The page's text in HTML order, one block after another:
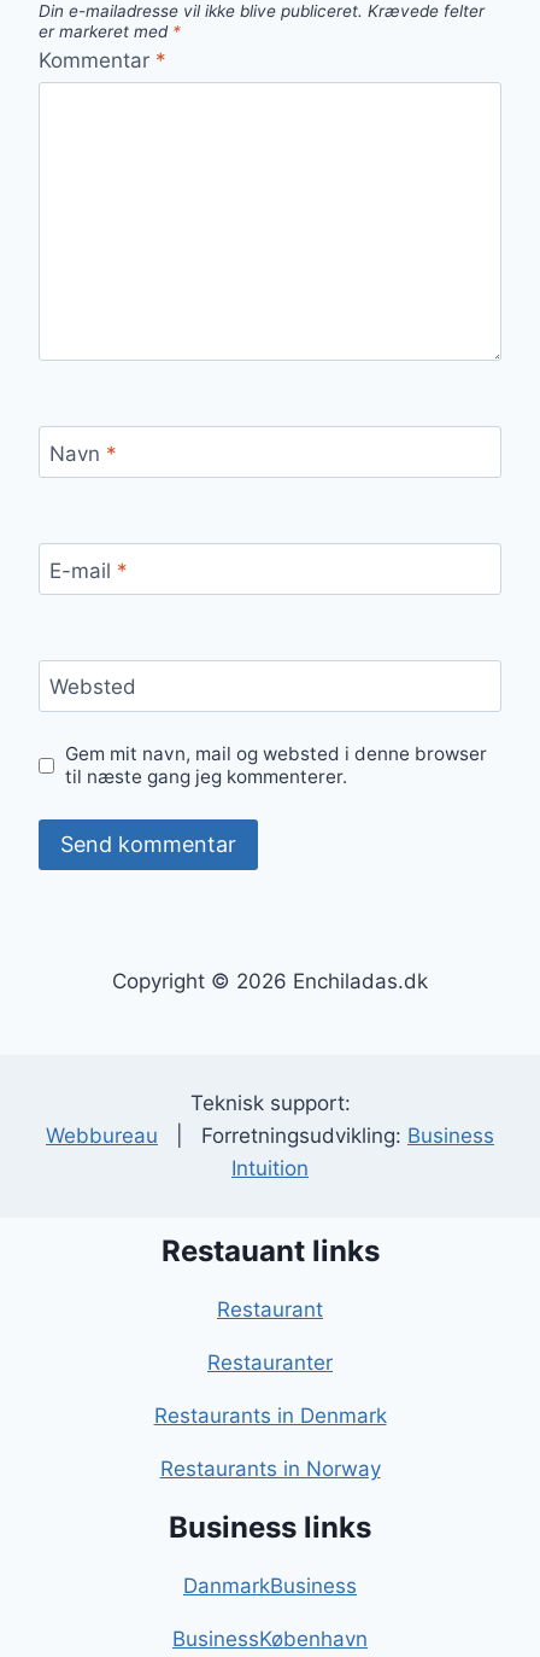
Din e-mailadresse vil ikke blive publiceret. Krævede felter
er markeret med *
Kommentar *
Navn *
E-mail *
Websted
Gem mit navn, mail og websted i denne browser
til næste gang jeg kommenterer.
Copyright © 2026 Enchiladas.dk
Teknisk support:
Webbureau | Forretningsudvikling: Business
Intuition
Restauant links
Restaurant
Restauranter
Restaurants in Denmark
Restaurants in Norway
Business links
DanmarkBusiness
BusinessKøbenhavn